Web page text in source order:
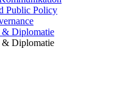
Public Policy
& Diplomatie
& Diplomatie